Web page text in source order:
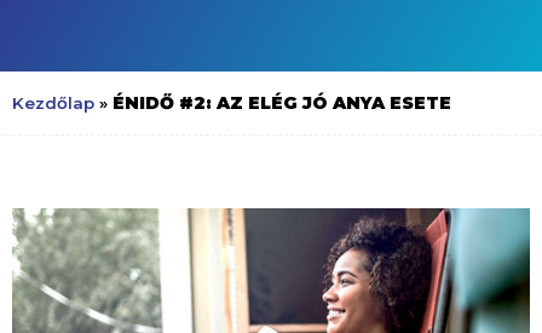
Kezdőlap » ÉNIDŐ #2: AZ ELÉG JÓ ANYA ESETE